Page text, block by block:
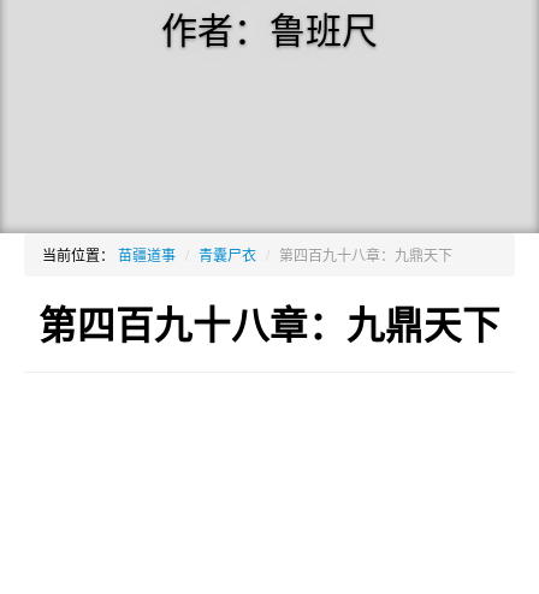
作者：鲁班尺
当前位置： 苗疆道事 / 青囊尸衣 / 第四百九十八章：九鼎天下
第四百九十八章：九鼎天下